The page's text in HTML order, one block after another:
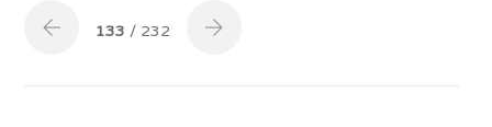
133 / 232